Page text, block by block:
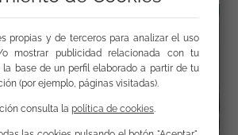
propias y de terceros para analizar el uso
mostrar publicidad relacionada con tu
la base de un perfil elaborado a partir de tu
(por ejemplo, páginas visitadas).
consulta la política de cookies.